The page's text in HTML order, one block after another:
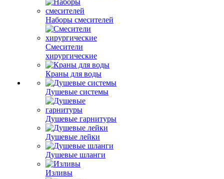
Наборы смесителей
Смесители
хирургические
Краны для воды
Душевые системы
Душевые гарнитуры
Душевые лейки
Душевые шланги
Изливы